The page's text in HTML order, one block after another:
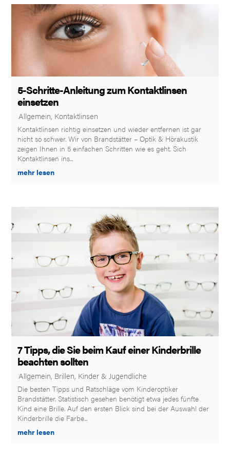
5-Schritte-Anleitung zum Kontaktlinsen
einsetzen
|
Allgemein, Kontaktlinsen
Kontaktlinsen richtig einsetzen und wieder entfernen ist gar
nicht so schwer. Wir von Brandstätter – Optik & Hörakustik
zeigen Ihnen in 5 einfachen Schritten wie es geht. Sich
Kontaktlinsen ins...
mehr lesen
7 Tipps, die Sie beim Kauf einer Kinderbrille
beachten sollten
|
Allgemein, Brillen, Kinder & Jugendliche
Die besten Tipps und Ratschläge vom Kinderoptiker
Brandstätter. Statistisch gesehen benötigt etwa jedes fünfte
Kind eine Brille. Auf den ersten Blick sind bei der Auswahl der
Kinderbrille die Farbe...
mehr lesen